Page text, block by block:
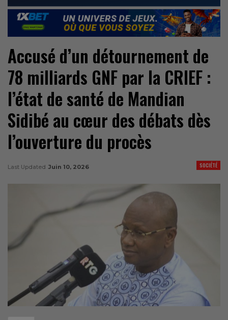
Accusé d’un détournement de
78 milliards GNF par la CRIEF :
l’état de santé de Mandian
Sidibé au cœur des débats dès
l’ouverture du procès
SOCIÉTÉ
Last Updated Juin 10, 2026